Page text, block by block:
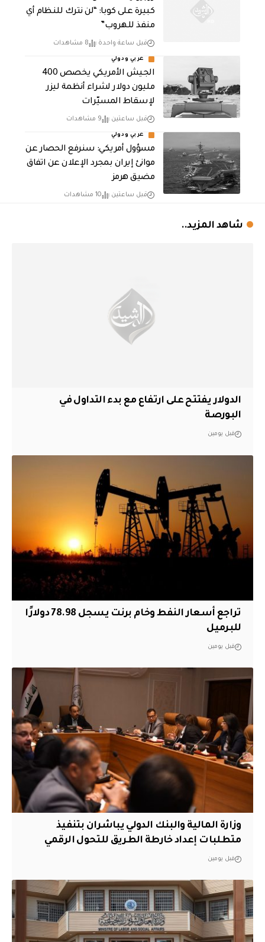
كبيرة على كوبا: “لن نترك للنظام أي
منفذ للهروب”
قبل ساعة واحدة 8 مشاهدات
عربي ودولي
الجيش الأمريكي يخصص 400
مليون دولار لشراء أنظمة ليزر
لإسقاط المسيّرات
قبل ساعتين 9 مشاهدات
عربي ودولي
مسؤول أمريكي: سنرفع الحصار عن
موانئ إيران بمجرد الإعلان عن اتفاق
مضيق هرمز
قبل ساعتين 10 مشاهدات
شاهد المزيد..
الدولار يفتتح على ارتفاع مع بدء التداول في
البورصة
قبل يومين
تراجع أسعار النفط وخام برنت يسجل 78.98 دولارًا
للبرميل
قبل يومين
وزارة المالية والبنك الدولي يباشران بتنفيذ
متطلبات إعداد خارطة الطريق للتحول الرقمي
قبل يومين